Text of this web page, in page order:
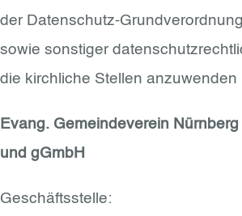
der Datenschutz-
sowie sonstiger
die kirchliche Stellen anzuwenden
Evang. Gemeindeverein
und gGmbH
Geschäftsstelle: